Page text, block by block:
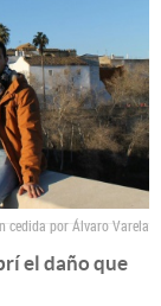
cedida por Álvaro Varela
el daño que